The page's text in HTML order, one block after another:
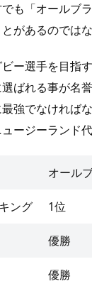
も「オールブ
があるのでは
ー選手を目指
ばれる事が名誉
強でなければ
ージーランド代
オール
ング 1位
優勝
優勝